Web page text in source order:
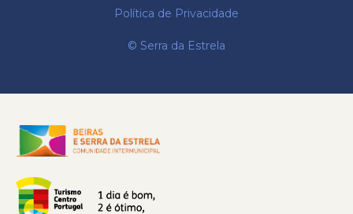
© Serra da Estrela
Política de Privacidade